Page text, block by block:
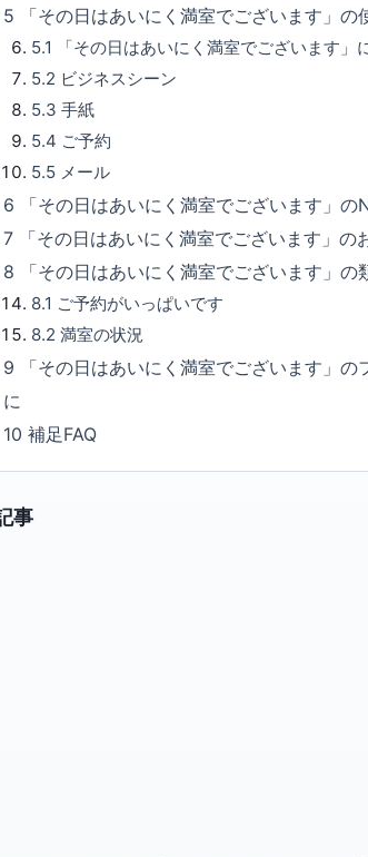
5
「その日はあいにく満室でございます」の
5.1
「その日はあいにく満室でございます」
5.2 ビジネスシーン
5.3 手紙
5.4 ご予約
5.5 メール
6
「その日はあいにく満室でございます」の
7
「その日はあいにく満室でございます」の
8
「その日はあいにく満室でございます」の
8.1 ご予約がいっぱいです
8.2 満室の状況
9
「その日はあいにく満室でございます」
に
10補足FAQ
事